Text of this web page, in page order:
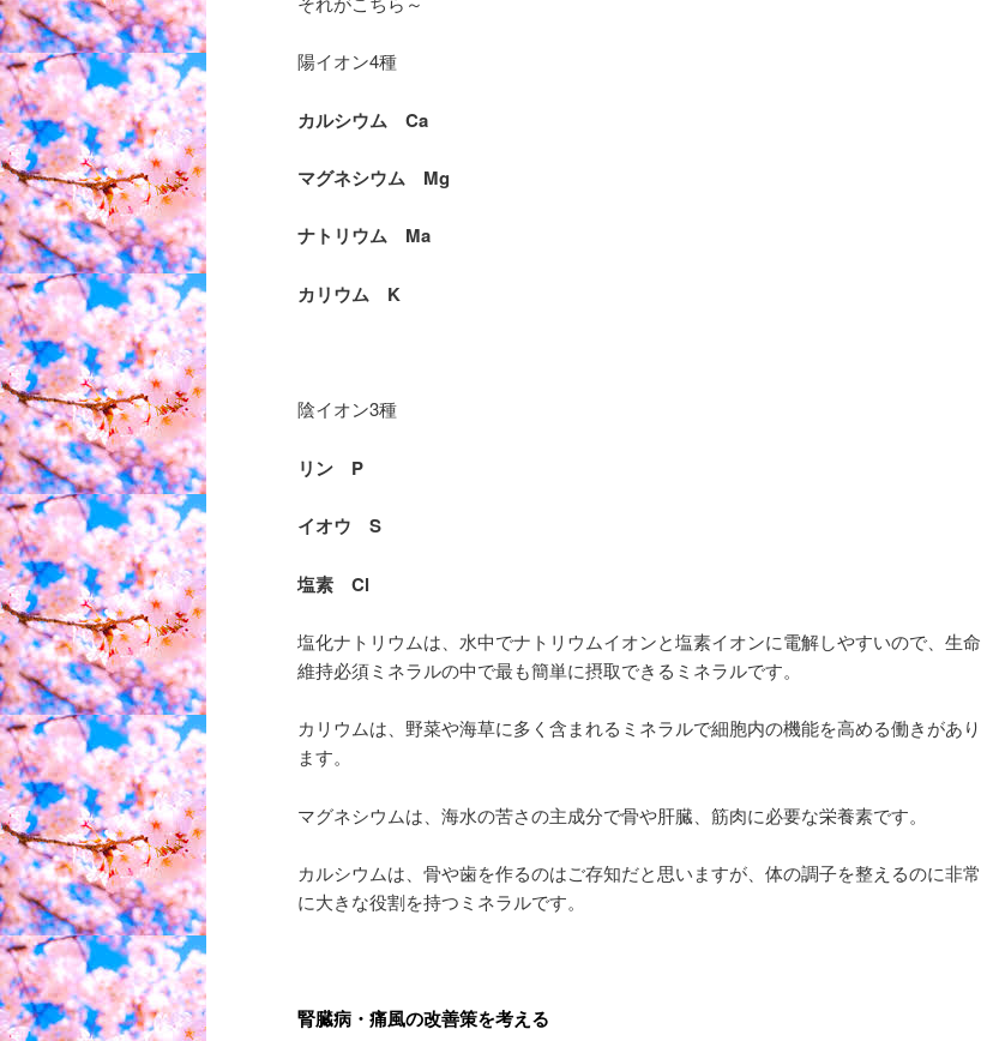
陽イオン4種
カルシウム Ca
マグネシウム Mg
ナトリウム Ma
カリウム K
陰イオン3種
リン P
イオウ S
塩素 Cl
塩化ナトリウムは、水中でナトリウムイオンと塩素イオンに電解しやすいので、生命
維持必須ミネラルの中で最も簡単に摂取できるミネラルです。
カリウムは、野菜や海草に多く含まれるミネラルで細胞内の機能を高める働きがあり
ます。
マグネシウムは、海水の苦さの主成分で骨や肝臓、筋肉に必要な栄養素です。
カルシウムは、骨や歯を作るのはご存知だと思いますが、体の調子を整えるのに非常
に大きな役割を持つミネラルです。
腎臓病・痛風の改善策を考える